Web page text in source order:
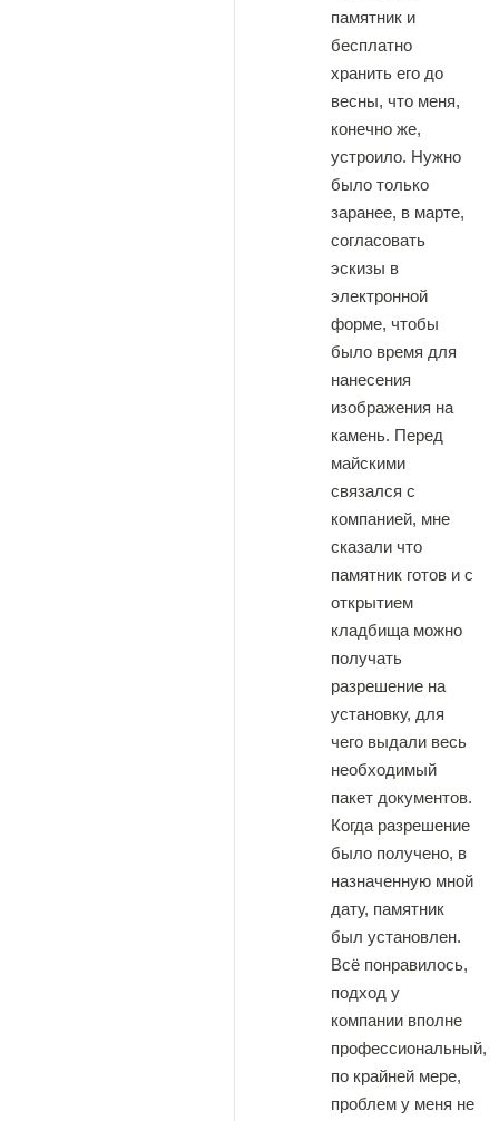
памятник и
бесплатно
хранить его до
весны, что меня,
конечно же,
устроило. Нужно
было только
заранее, в марте,
согласовать
эскизы в
электронной
форме, чтобы
было время для
нанесения
изображения на
камень. Перед
майскими
связался с
компанией, мне
сказали что
памятник готов и с
открытием
кладбища можно
получать
разрешение на
установку, для
чего выдали весь
необходимый
пакет документов.
Когда разрешение
было получено, в
назначенную мной
дату, памятник
был установлен.
Всё понравилось,
подход у
компании вполне
профессиональный,
по крайней мере,
проблем у меня не